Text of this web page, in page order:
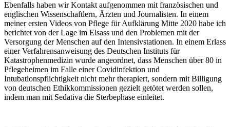
Ebenfalls haben wir Kontakt aufgenommen mit französischen und
englischen Wissenschaftlern, Ärzten und Journalisten. In einem
meiner ersten Videos von Pflege für Aufklärung Mitte 2020 habe ich
berichtet von der Lage im Elsass und den Problemen mit der
Versorgung der Menschen auf den Intensivstationen. In einem Erlass
einer Verfahrensanweisung des Deutschen Instituts für
Katastrophenmedizin wurde angeordnet, dass Menschen über 80 in
Pflegeheimen im Falle einer Covidinfektion und
Intubationspflichtigkeit nicht mehr therapiert, sondern mit Billigung
von deutschen Ethikkommissionen gezielt getötet werden sollen,
indem man mit Sedativa die Sterbephase einleitet.